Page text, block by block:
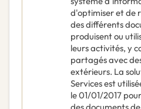
d'optimiser et de
des différents
produisent ou
leurs activités, y
partagés avec
extérieurs. La
Services est
le 01/01/2017